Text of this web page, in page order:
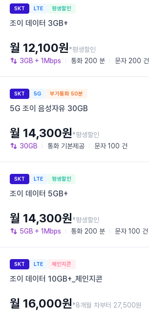
SKT LTE 평생할인
조이 데이터 3GB+
3GB + 1Mbps 통화 200 분 문자 200 건
월 12,100원*평생할인
SKT 5G 부가통화 50분
5G 조이 음성자유 30GB
30GB 통화 기본제공 문자 100 건
월 14,300원*평생할인
SKT LTE 평생할인
조이 데이터 5GB+
5GB + 1Mbps 통화 200 분 문자 100 건
월 14,300원*평생할인
SKT LTE 체인지콘
조이 데이터 10GB+_체인지콘
월 16,000원*8개월 차부터 27,500원